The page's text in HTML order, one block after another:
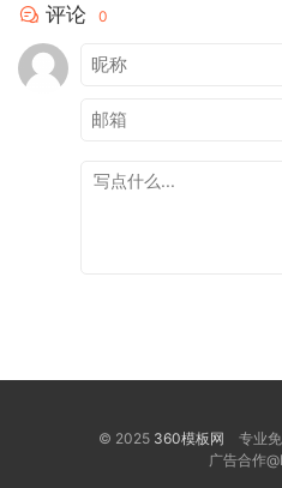
评论 0
© 2025 360模板网 专业免
广告合作